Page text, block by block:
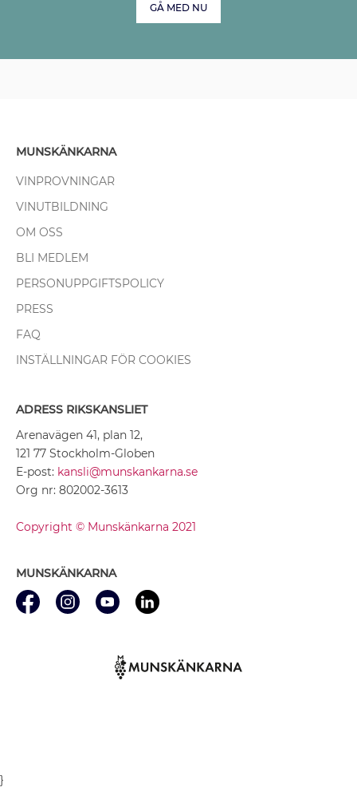
GÅ MED NU
MUNSKÄNKARNA
VINPROVNINGAR
VINUTBILDNING
OM OSS
BLI MEDLEM
PERSONUPPGIFTSPOLICY
PRESS
FAQ
INSTÄLLNINGAR FÖR COOKIES
ADRESS RIKSKANSLIET
Arenavägen 41, plan 12,
121 77 Stockholm-Globen
E-post: kansli@munskankarna.se
Org nr: 802002-3613
Copyright © Munskänkarna 2021
MUNSKÄNKARNA
}